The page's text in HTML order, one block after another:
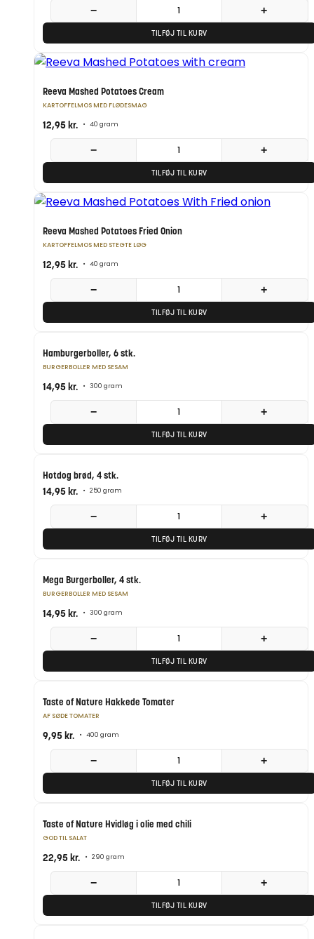
− +
TILFØJ TIL KURV
Reeva Mashed Potatoes Cream
KARTOFFELMOS MED FLØDESMAG
12,95kr. • 40 gram
− +
TILFØJ TIL KURV
Reeva Mashed Potatoes Fried Onion
KARTOFFELMOS MED STEGTE LØG
12,95kr. • 40 gram
− +
TILFØJ TIL KURV
Hamburgerboller, 6 stk.
BURGERBOLLER MED SESAM
14,95kr. • 300 gram
− +
TILFØJ TIL KURV
Hotdog brød, 4 stk.
14,95kr. • 250 gram
− +
TILFØJ TIL KURV
Mega Burgerboller, 4 stk.
BURGERBOLLER MED SESAM
14,95kr. • 300 gram
− +
TILFØJ TIL KURV
Taste of Nature Hakkede Tomater
AF SØDE TOMATER
9,95kr. • 400 gram
− +
TILFØJ TIL KURV
Taste of Nature Hvidløg i olie med chili
GOD TIL SALAT
22,95kr. • 290 gram
− +
TILFØJ TIL KURV